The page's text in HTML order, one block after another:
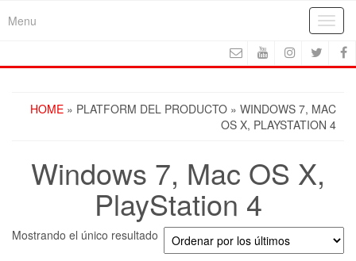
Menu
HOME » PLATFORM DEL PRODUCTO » WINDOWS 7, MAC
OS X, PLAYSTATION 4
Windows 7, Mac OS X,
PlayStation 4
Mostrando el único resultado